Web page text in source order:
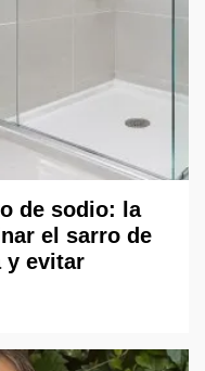
de sodio: la
el sarro de
y evitar